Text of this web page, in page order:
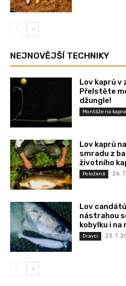
NEJNOVĚJŠÍ TECHNIKY
Lov kaprů
Přelstěte
džungle!
Montáže na kapra
Lov kaprů
smradu z
životního
Položená 26.
Lov
nástrahou
kobylku i na
Dravci 23. 7.